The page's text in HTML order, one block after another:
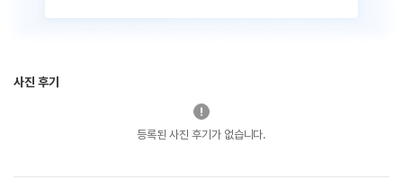
사진 후기
등록된 사진 후기가 없습니다.